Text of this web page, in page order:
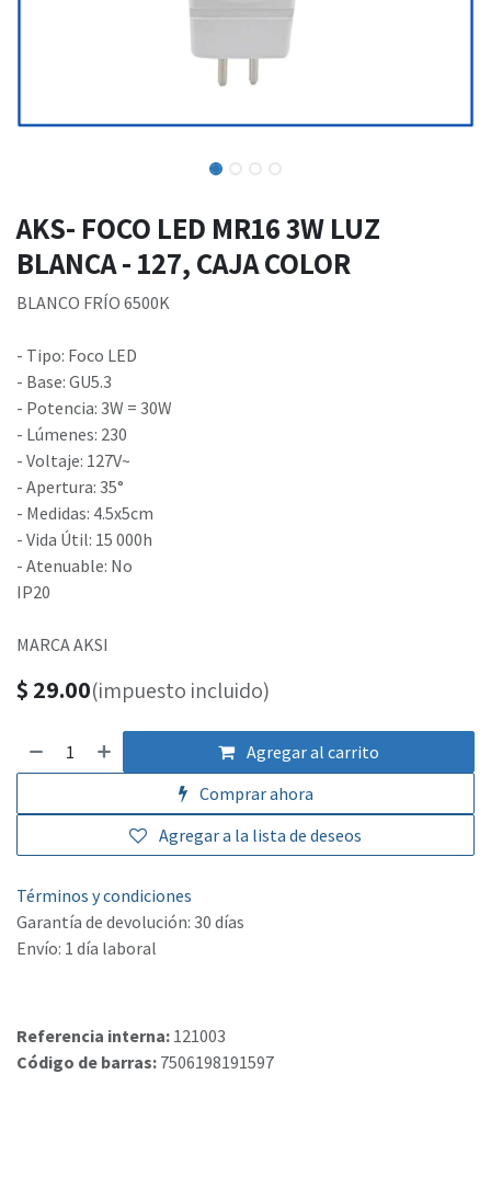
AKS- FOCO LED MR16 3W LUZ
BLANCA - 127, CAJA COLOR
BLANCO FRÍO 6500K
- Tipo: Foco LED
- Base: GU5.3
- Potencia: 3W = 30W
- Lúmenes: 230
- Voltaje: 127V~
- Apertura: 35°
- Medidas: 4.5x5cm
- Vida Útil: 15 000h
- Atenuable: No
IP20
MARCA AKSI
$ 29.00(impuesto incluido)
Agregar al carrito
Comprar ahora
Agregar a la lista de deseos
Términos y condiciones
Garantía de devolución: 30 días
Envío: 1 día laboral
Referencia interna: 121003
Código de barras: 7506198191597